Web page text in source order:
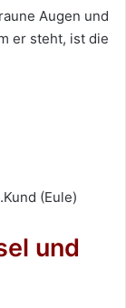
Augen und
er steht, ist die
(Eule)
und